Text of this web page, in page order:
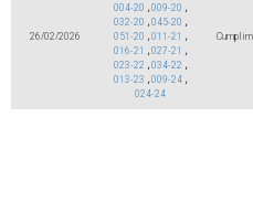
26/02/2026
004-20 ,009-20 ,
032-20 ,045-20 ,
051-20 ,011-21 ,
016-21 ,027-21 ,
023-22 ,034-22 ,
013-23 ,009-24 ,
024-24